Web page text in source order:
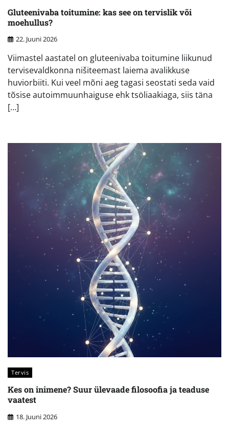
Gluteenivaba toitumine: kas see on tervislik või
moehullus?
22. Juuni 2026
Viimastel aastatel on gluteenivaba toitumine liikunud
tervisevaldkonna nišiteemast laiema avalikkuse
huviorbiiti. Kui veel mõni aeg tagasi seostati seda vaid
tõsise autoimmuunhaiguse ehk tsöliaakiaga, siis täna
[…]
Tervis
Kes on inimene? Suur ülevaade filosoofia ja teaduse
vaatest
18. Juuni 2026